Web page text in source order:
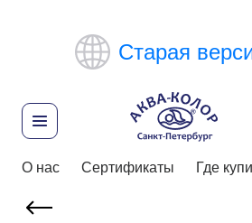
Старая
О нас Сертификаты Где